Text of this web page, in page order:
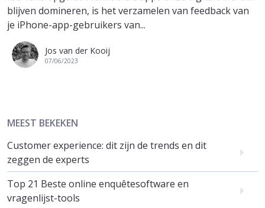
blijven domineren, is het verzamelen van feedback van
je iPhone-app-gebruikers van...
Jos van der Kooij
07/06/2023
MEEST BEKEKEN
Customer experience: dit zijn de trends en dit
zeggen de experts
Top 21 Beste online enquêtesoftware en
vragenlijst-tools